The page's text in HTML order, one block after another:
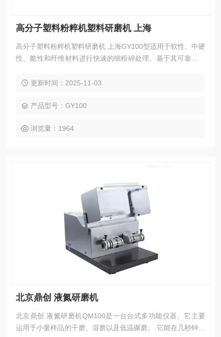
高分子塑料粉粹机塑料研磨机 上海
高分子塑料粉粹机塑料研磨机 上海GY100型适用于软性、中硬
性、脆性和纤维材料进行快速的细粉碎处理。基于其可靠率的
温和、、高重复性的样品制备，样品只在粉碎腔内滞留很短的
保证可信的分析结果，是质量控制、产品检测和科研开发中样
更新时间：2025-11-03
产品型号：GY100
浏览量：1964
北京鼎创 液氮研磨机
北京鼎创 液氮研磨机QM100是一台台式多功能仪器。它主要
运用于小量样品的干磨、湿磨以及低温碾磨。 它能在几秒钟内